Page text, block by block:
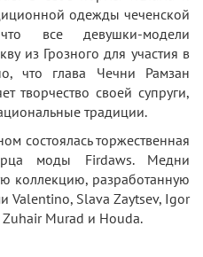
одежды чеченской
все девушки-модели
из Грозного для участия в
что глава Чечни Рамзан
творчество своей супруги,
традиции.
состоялась торжественная
моды Firdaws. Медни
коллекцию, разработанную
Valentino, Slava Zaytsev, Igor
Murad и Houda.